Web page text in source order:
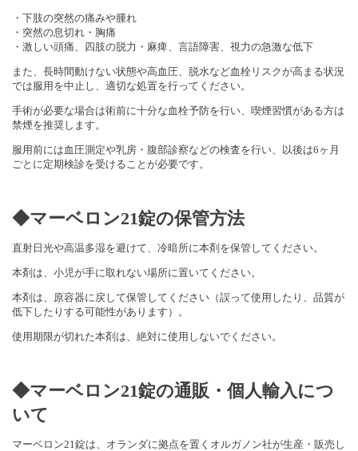
・下肢の突然の痛みや腫れ
・突然の息切れ・胸痛
・激しい頭痛、四肢の脱力・麻痺、言語障害、視力の急激な低下
また、長時間動けない状態や高血圧、 脱水など血栓リスクが高まる状況
では服用を中止し、 適切な処置を行ってください。
手術が必要な場合は術前に十分な血栓予防を行い、 喫煙習慣がある方は
禁煙を推奨します。
服用前には血圧測定や乳房・腹部診察などの検査を行い、 以後は6ヶ月
ごとに定期検診を受けることが必要です。
◆マーベロン21錠の保管方法
直射日光や高温多湿を避けて、冷暗所に本剤を保管してください。
本剤は、小児が手に取れない場所に置いてください。
本剤は、原容器に戻して保管してください（誤って使用したり、品質が
低下したりする可能性があります）。
使用期限が切れた本剤は、絶対に使用しないでください。
◆マーベロン21錠の通販・個人輸入につ
いて
マーベロン21錠は、オランダに拠点を置くオルガノン社が生産・販売し